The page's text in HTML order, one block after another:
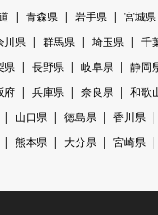
青森県 岩手県 宮城県
川県 群馬県 埼玉県 千
県 長野県 岐阜県 静岡
府 兵庫県 奈良県 和歌
山口県 徳島県 香川県
熊本県 大分県 宮崎県